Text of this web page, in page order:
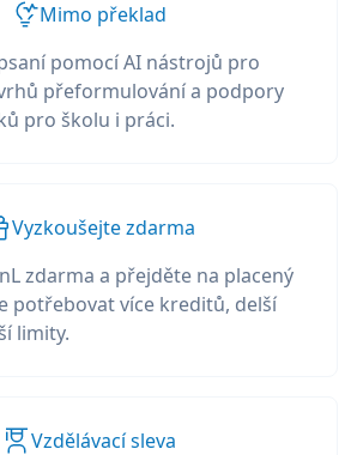
Mimo překlad
pomocí AI nástrojů pro
přeformulování a podpory
pro školu i práci.
Vyzkoušejte zdarma
zdarma a přejděte na placený
potřebovat více kreditů, delší
limity.
Vzdělávací sleva